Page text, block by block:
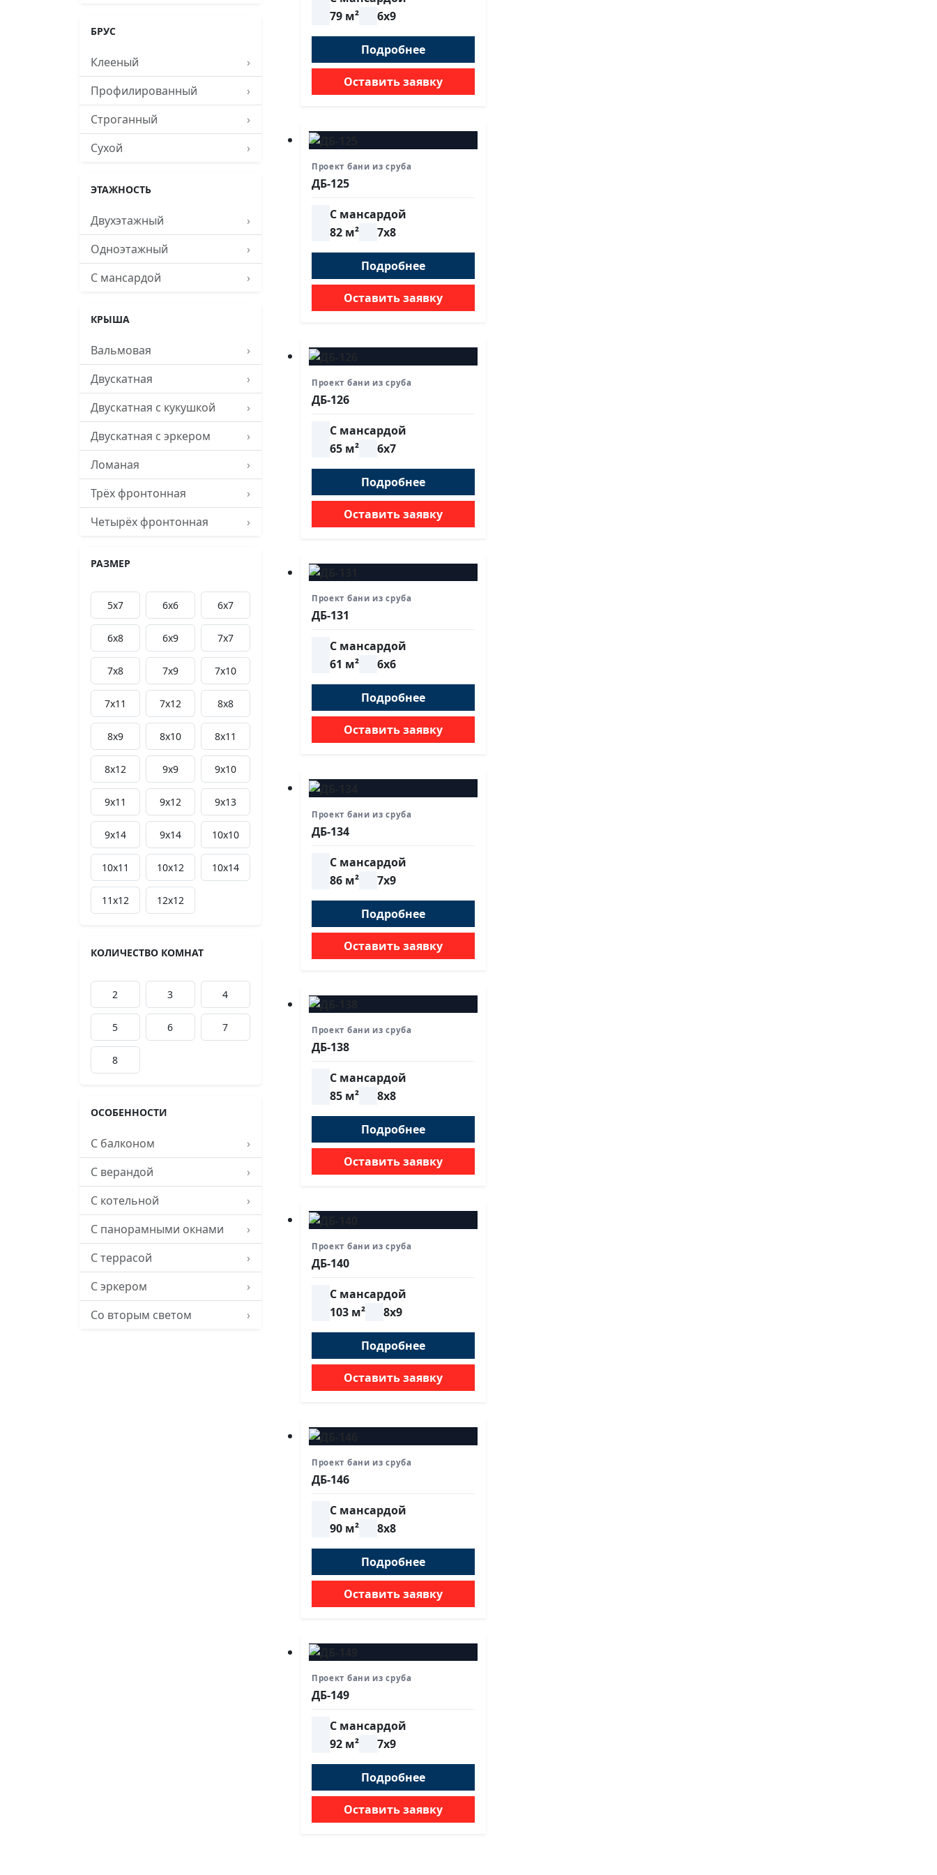
БРУС
Клееный
›
Профилированный
›
Строганный
›
Сухой
›
ЭТАЖНОСТЬ
Двухэтажный
›
Одноэтажный
›
С мансардой
›
КРЫША
Вальмовая
›
Двускатная
›
Двускатная с кукушкой
›
Двускатная с эркером
›
Ломаная
›
Трёх фронтонная
›
Четырёх фронтонная
›
РАЗМЕР
5x7 6х6 6х7
6х8 6х9 7х7
7х8 7х9 7х10
7х11 7х12 8х8
8х9 8х10 8х11
8х12 9х9 9х10
9х11 9х12 9x13
9x14 9х14 10х10
10х11 10х12 10x14
11х12 12х12
КОЛИЧЕСТВО КОМНАТ
2 3 4
5 6 7
8
ОСОБЕННОСТИ
С балконом
›
С верандой
›
С котельной
›
С панорамными окнами
›
С террасой
›
С эркером
›
Со вторым светом
›
79 м²
6х9
Подробнее
Оставить заявку
Проект бани из сруба
ДБ-125
С мансардой
82 м²
7х8
Подробнее
Оставить заявку
Проект бани из сруба
ДБ-126
С мансардой
65 м²
6х7
Подробнее
Оставить заявку
Проект бани из сруба
ДБ-131
С мансардой
61 м²
6х6
Подробнее
Оставить заявку
Проект бани из сруба
ДБ-134
С мансардой
86 м²
7х9
Подробнее
Оставить заявку
Проект бани из сруба
ДБ-138
С мансардой
85 м²
8х8
Подробнее
Оставить заявку
Проект бани из сруба
ДБ-140
С мансардой
103 м²
8х9
Подробнее
Оставить заявку
Проект бани из сруба
ДБ-146
С мансардой
90 м²
8х8
Подробнее
Оставить заявку
Проект бани из сруба
ДБ-149
С мансардой
92 м²
7х9
Подробнее
Оставить заявку